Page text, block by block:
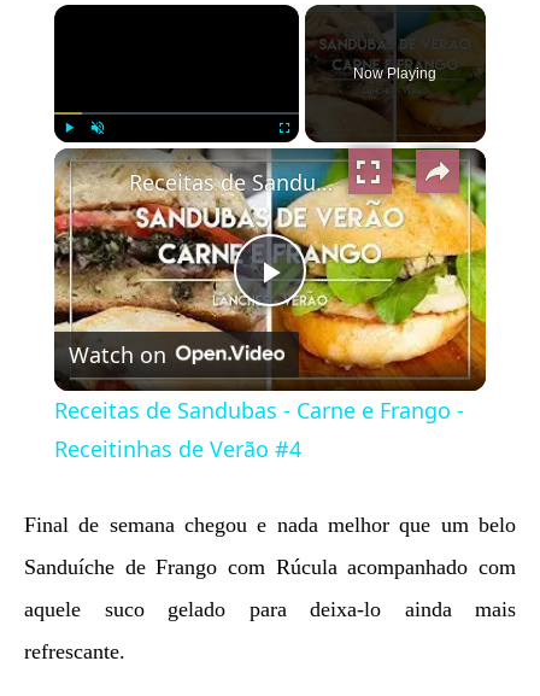
×
Play Unmute
Now Playing
×
Play
Video
Receitas de Sandubas - Carne e Frango - Receitinhas de Verão #4
Watch on
Receitas de Sandubas - Carne e Frango -
Receitinhas de Verão #4
Final de semana chegou e nada melhor que um belo
Sanduíche de Frango com Rúcula acompanhado com
aquele suco gelado para deixa-lo ainda mais
refrescante.